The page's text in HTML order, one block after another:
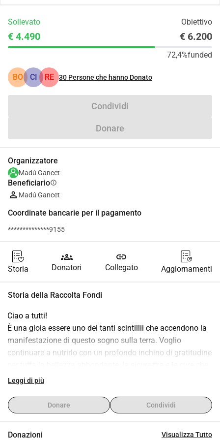
Sollevato Obiettivo
€ 4.490 € 6.200
72,4%funded
BO CI RE 30 Persone che hanno Donato
Condividi
Donare
Organizzatore
Madú Gancet
Beneficiarioinfo
Madú Gancet
Coordinate bancarie per il pagamento
**************9155
Storia
groups
Donatori
link
Collegato Aggiornamenti
Storia della Raccolta Fondi
Ciao a tutti!
È una gioia essere uno dei tanti scintillii che accendono la
manifestazione di questo sogno sulla terra. Voglio
continuare a nutrirlo con un profondo inchino di gratitudine
mi ha già fornito. E desidero che molti più di me possano
uccelli.
Grazie per portare la magia della comunità alla vita. Con
Leggi di più
Donare Condividi
Donazioni Visualizza Tutto